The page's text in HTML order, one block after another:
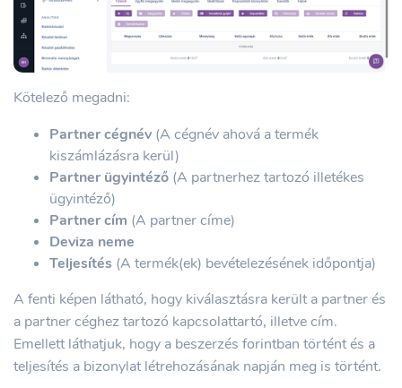
Kötelező megadni:
Partner cégnév (A cégnév ahová a termék
kiszámlázásra kerül)
Partner ügyintéző (A partnerhez tartozó illetékes
ügyintéző)
Partner cím (A partner címe)
Deviza neme
Teljesítés (A termék(ek) bevételezésének időpontja)
A fenti képen látható, hogy kiválasztásra került a partner és
a partner céghez tartozó kapcsolattartó, illetve cím.
Emellett láthatjuk, hogy a beszerzés forintban történt és a
teljesítés a bizonylat létrehozásának napján meg is történt.